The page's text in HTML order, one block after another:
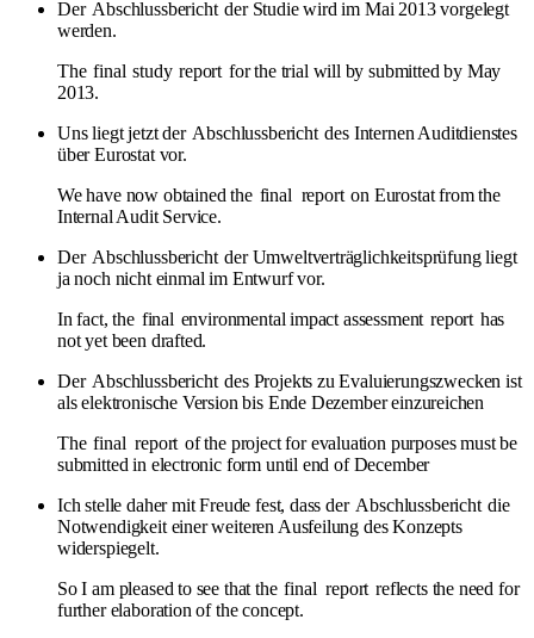
Der Abschlussbericht der Studie wird im Mai 2013 vorgelegt
werden.
The final study report for the trial will by submitted by May
2013.
Uns liegt jetzt der Abschlussbericht des Internen Auditdienstes
über Eurostat vor.
We have now obtained the final report on Eurostat from the
Internal Audit Service.
Der Abschlussbericht der Umweltverträglichkeitsprüfung liegt
ja noch nicht einmal im Entwurf vor.
In fact, the final environmental impact assessment report has
not yet been drafted.
Der Abschlussbericht des Projekts zu Evaluierungszwecken ist
als elektronische Version bis Ende Dezember einzureichen
The final report of the project for evaluation purposes must be
submitted in electronic form until end of December
Ich stelle daher mit Freude fest, dass der Abschlussbericht die
Notwendigkeit einer weiteren Ausfeilung des Konzepts
widerspiegelt.
So I am pleased to see that the final report reflects the need for
further elaboration of the concept.